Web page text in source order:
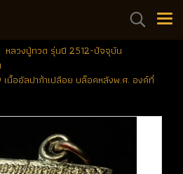
หลวงปู่ทวด รุ่นปี 2512-ปัจจุบัน
นื้ออัลปาก้าเปลือย บล็อคหลังพ.ศ. องค์ที่